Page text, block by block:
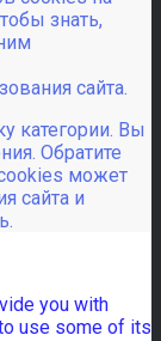
знать,
сайта.
категории. Вы
Обратите
может
сайта и
you with
use some of its